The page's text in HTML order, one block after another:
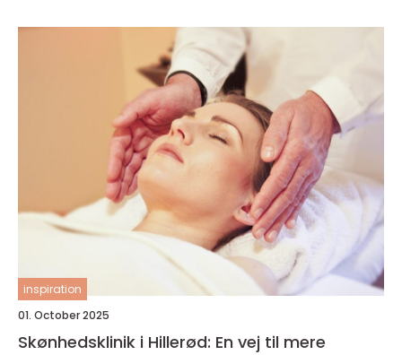
inspiration
01. October 2025
Skønhedsklinik i Hillerød: En vej til mere